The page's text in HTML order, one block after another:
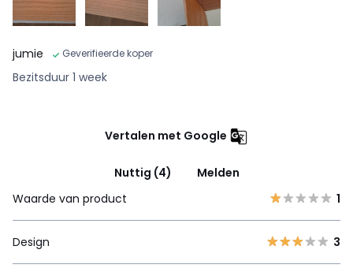
jumie Geverifieerde koper
Bezitsduur 1 week
Vertalen met Google
Nuttig (4)
Melden
Waarde van product
1
Design 3